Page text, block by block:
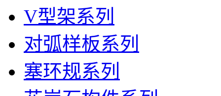
V型架系列
对弧样板系列
塞环规系列